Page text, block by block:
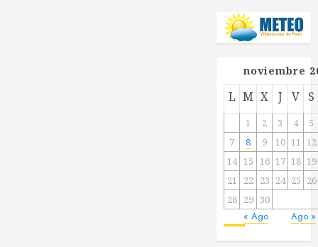
noviembre
L M X J V S
1 2 3 4
5
7
8 9 10 11 12
14 15 16 17 18 19
21
22 23 24 25 26
28 29 30
« Ago Ago »